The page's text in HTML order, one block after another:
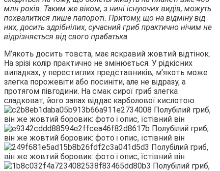
млн років. Таким же віком, з нині існуючих видів, можуть
похвалитися лише папороті. Притому, що на відміну від
них, досить здрібнілих, сучасний гриб практично нічим не
відрізняється від свого прабатька.
М’якоть досить товста, має яскравий жовтий відтінок.
На зрізі колір практично не змінюється. У рідкісних
випадках, у перестиглих представників, м’якоть може
злегка порожевіти або посиніти, але не відразу, а
протягом півгодини. На смак сирої гриб злегка
сладковат, його запах віддає карболової кислотою.